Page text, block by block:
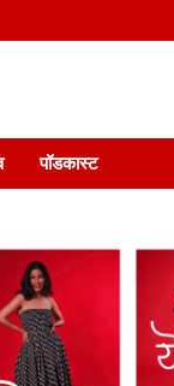
भी समझदारी भी और
पॉडकास्ट